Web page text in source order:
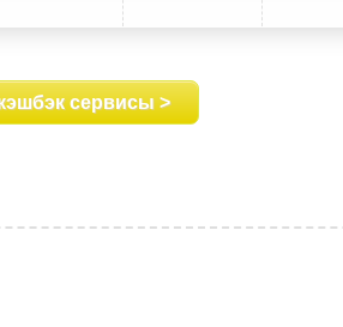
сервисы >